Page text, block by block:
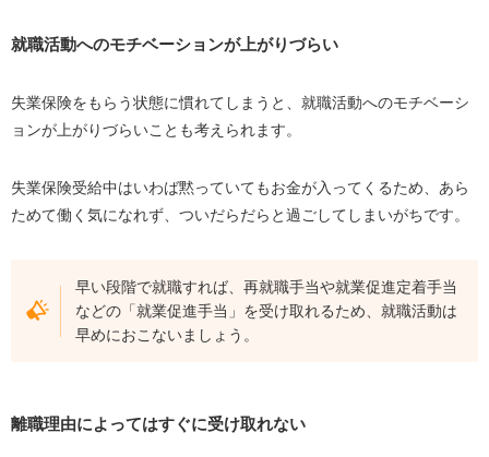
就職活動へのモチベーションが上がりづらい
失業保険をもらう状態に慣れてしまうと、就職活動へのモチベーシ
ョンが上がりづらいことも考えられます。
失業保険受給中はいわば黙っていてもお金が入ってくるため、あら
ためて働く気になれず、ついだらだらと過ごしてしまいがちです。
早い段階で就職すれば、再就職手当や就業促進定着手当
などの「就業促進手当」を受け取れるため、就職活動は
早めにおこないましょう。
離職理由によってはすぐに受け取れない